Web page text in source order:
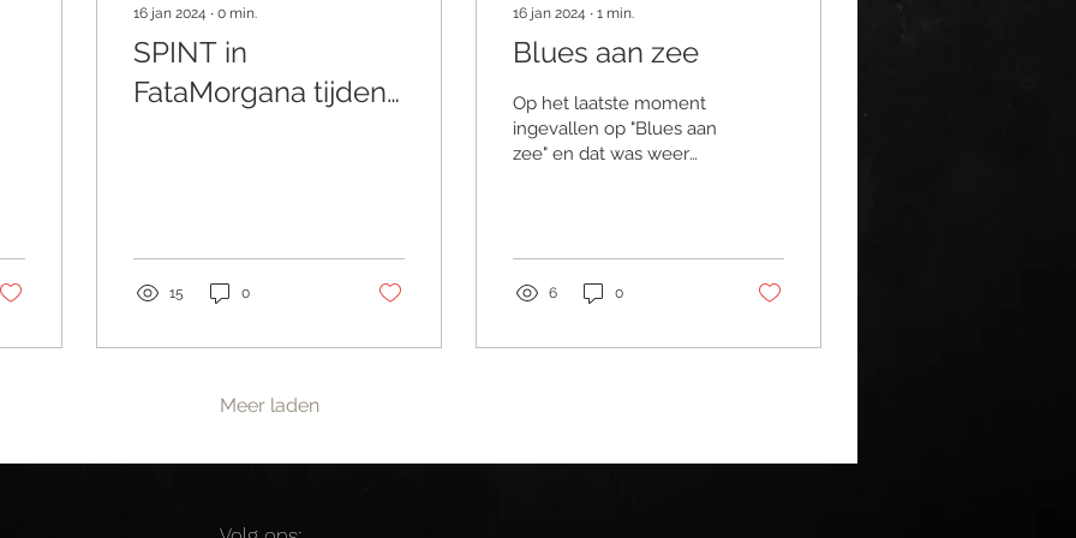
16 jan 2024 ∙ 0 min.
SPINT in
FataMorgana tijdens
meer info.
15 0
16 jan 2024 ∙ 1 min.
Blues aan zee
Op het laatste moment
ingevallen op "Blues aan
zee" en dat was weer
6 0
Meer laden